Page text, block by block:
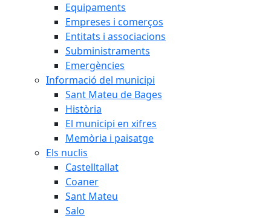
Equipaments
Empreses i comerços
Entitats i associacions
Subministraments
Emergències
Informació del municipi
Sant Mateu de Bages
Història
El municipi en xifres
Memòria i paisatge
Els nuclis
Castelltallat
Coaner
Sant Mateu
Salo